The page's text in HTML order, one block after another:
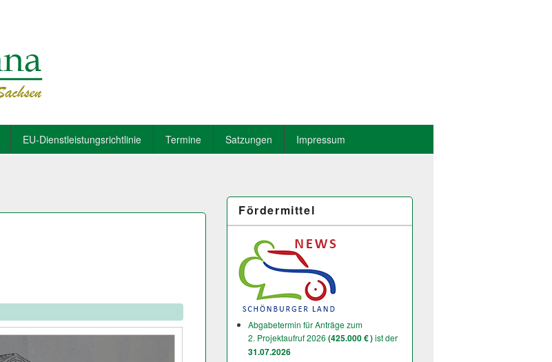
EU-Dienstleistungsrichtlinie Termine Satzungen Impressum
Fördermittel
Abgabetermin für Anträge zum
2. Projektaufruf 2026 (425.000 € )ist der
31.07.2026